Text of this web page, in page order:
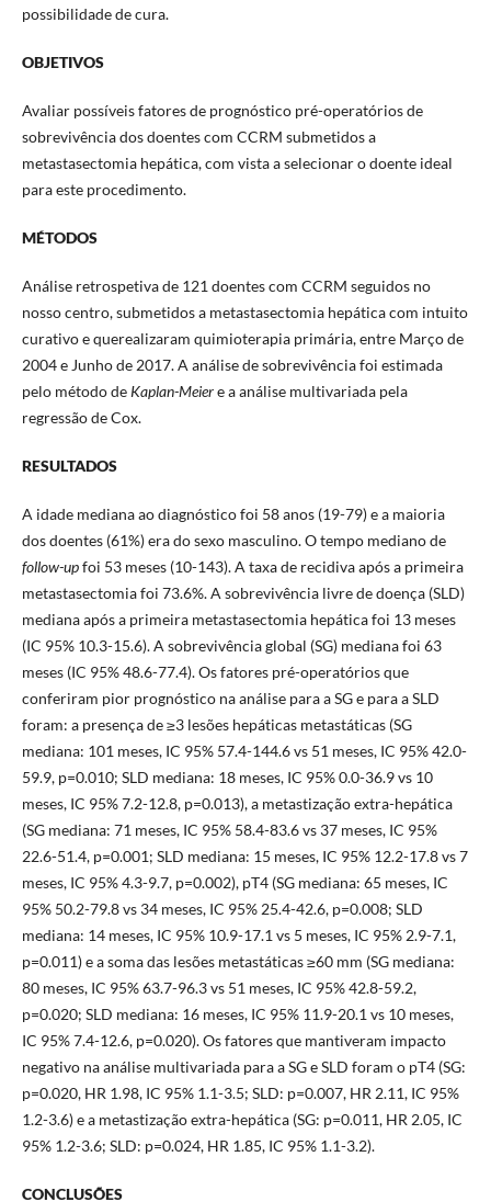
possibilidade de cura.
OBJETIVOS
Avaliar possíveis fatores de prognóstico pré-operatórios de
sobrevivência dos doentes com CCRM submetidos a
metastasectomia hepática, com vista a selecionar o doente ideal
para este procedimento.
MÉTODOS
Análise retrospetiva de 121 doentes com CCRM seguidos no
nosso centro, submetidos a metastasectomia hepática com intuito
curativo e querealizaram quimioterapia primária, entre Março de
2004 e Junho de 2017. A análise de sobrevivência foi estimada
pelo método de Kaplan-Meiere a análise multivariada pela
regressão de Cox.
RESULTADOS
A idade mediana ao diagnóstico foi 58 anos (19-79) e a maioria
dos doentes (61%) era do sexo masculino. O tempo mediano de
follow-upfoi 53 meses (10-143). A taxa de recidiva após a primeira
metastasectomia foi 73.6%. A sobrevivência livre de doença (SLD)
mediana após a primeira metastasectomia hepática foi 13 meses
(IC 95% 10.3-15.6). A sobrevivência global (SG) mediana foi 63
meses (IC 95% 48.6-77.4). Os fatores pré-operatórios que
conferiram pior prognóstico na análise para a SG e para a SLD
foram: a presença de ≥3 lesões hepáticas metastáticas (SG
mediana: 101 meses, IC 95% 57.4-144.6 vs 51 meses, IC 95% 42.0-
59.9, p=0.010; SLD mediana: 18 meses, IC 95% 0.0-36.9 vs 10
meses, IC 95% 7.2-12.8, p=0.013), a metastização extra-hepática
(SG mediana: 71 meses, IC 95% 58.4-83.6 vs 37 meses, IC 95%
22.6-51.4, p=0.001; SLD mediana: 15 meses, IC 95% 12.2-17.8 vs 7
meses, IC 95% 4.3-9.7, p=0.002), pT4 (SG mediana: 65 meses, IC
95% 50.2-79.8 vs 34 meses, IC 95% 25.4-42.6, p=0.008; SLD
mediana: 14 meses, IC 95% 10.9-17.1 vs 5 meses, IC 95% 2.9-7.1,
p=0.011) e a soma das lesões metastáticas ≥60 mm (SG mediana:
80 meses, IC 95% 63.7-96.3 vs 51 meses, IC 95% 42.8-59.2,
p=0.020; SLD mediana: 16 meses, IC 95% 11.9-20.1 vs 10 meses,
IC 95% 7.4-12.6, p=0.020). Os fatores que mantiveram impacto
negativo na análise multivariada para a SG e SLD foram o pT4 (SG:
p=0.020, HR 1.98, IC 95% 1.1-3.5; SLD: p=0.007, HR 2.11, IC 95%
1.2-3.6) e a metastização extra-hepática (SG: p=0.011, HR 2.05, IC
95% 1.2-3.6; SLD: p=0.024, HR 1.85, IC 95% 1.1-3.2).
CONCLUSÕES